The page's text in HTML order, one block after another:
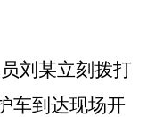
刘 某立刻拨打
车到达现场开